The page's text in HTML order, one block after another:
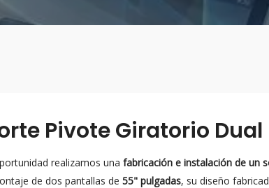
Pivote Giratorio Dual
realizamos una fabricación e instalación de un
de dos pantallas de 55" pulgadas, su diseño